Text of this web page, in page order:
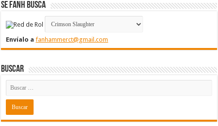
Se FanH Busca
Envíalo afanhammerct@gmail.com
Buscar